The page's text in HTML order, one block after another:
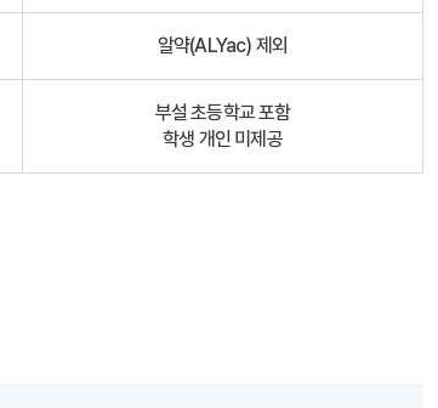
알약(ALYac) 제외
부설 초등학교 포함
학생 개인 미제공